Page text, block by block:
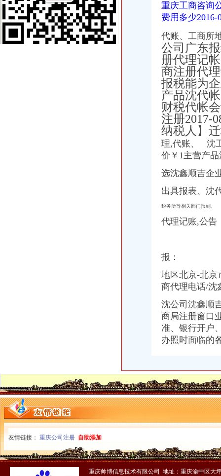
知名外企锐珂在华一年被曝两次行贿_网易财经
工商年检相关_批发价格_厂家_图片_勤加缘网
【广安审计_广安审计公司】-广安百姓网
[公司变更注销]重庆正青禾财务咨询有限公司--专业财务外包服务机构|
重庆工商代办_重庆代理记账_重庆公司注册-重庆橙柚青工商咨询有限
重庆公告遗失刊登服务网——2013.5.16.重庆资格证遗失登报、重庆营
重庆住房公积金缴存单位账户注销办理流程是怎样的？-家居装修互动
蓝黛动：中豪律师集团（重庆）事务所关于公司回购注销部分限制
重庆子钦财务咨询有限公司|重庆子钦财务咨询有限公司网站
重庆公司注册营业执照办理快速出证地址挂靠【今日推荐网-重庆工商/
重庆三峡水利电力(集团)股份有限公司公告(系列)|公司|股东大会|
重庆子钦财务咨询有限公司|重庆子钦财务咨询有限公司网站
重庆工商代办_重庆代理记账_重庆公司注册-重庆橙柚青工商咨询有限
永川天意面厂等28家企业食品生产许可证被注销_中国质量新闻网
渝中区大坪威讯通讯器材经营部__信用档案_信用报告_信用怎么
重庆公司注册营业执照办理快速出证地址挂靠【今日推荐网-重庆工商/
昆明建筑施工总承包资质办理机构,希骏用心服务-专项服务-深圳酷易
重庆三峡水利电力(集团)股份有限公司公告(系列)|公司|股东大会|
重庆渝中区家用太能供电系统厂家_深圳市华兄实业有限公司
【北京京翰英才教育科技有限公司渝中分公司2017新招聘信息】_
高院肖峰法官家授权本公号以案析法：非持股关联公司之间公司人
重庆代办验资,重庆代办验资公司--选择重庆浩业工商不后悔
企业通信管理厂家_企业通信管理厂家/公司-阿里巴巴公司黄页
www.mywq.gov.cn-网站综合查询|重庆市人民民营企业官方信息港…
渝中区大坪威讯通讯器材经营部__信用档案_信用报告_信用怎么
90%创业者不知在重庆注册公司需要准备哪些材料？_搜狐社会_搜狐网
重庆市渝中区方越电脑经营部__信用档案_信用报告_信用怎么样
中国长城资产管理股份有限公司
重庆市江北区住房公积金管理中心地址在哪里？
【重庆设计策划|重庆活动策划/品牌推广/企业形象设计/logo设计】-重
职工从原单位离职,原单位注销后没有到公积金中心办理单位公积金
请各社会团体于每年月1日登陆重庆重庆市渝中区人民.doc下载-支
重庆工商咨询
费用多少
代账、工商所
公司广东
册代理记
商注册代
报税能为
产品沈代
财税代帐
注册2017-
纳税人】
理,代账、 沈
价￥1主营产
选沈鑫顺吉企
出具报表、沈
税务所等相关部门报到、
代理记账,公告
报：
地区北京-北京
商代理电话/沈
沈公司沈鑫顺
商局注册窗口
准、银行开户
办照时面临的
友情链接： 重庆公司注册 自助添加
重庆帅博信息技术有限公司 地址：重庆渝中区大